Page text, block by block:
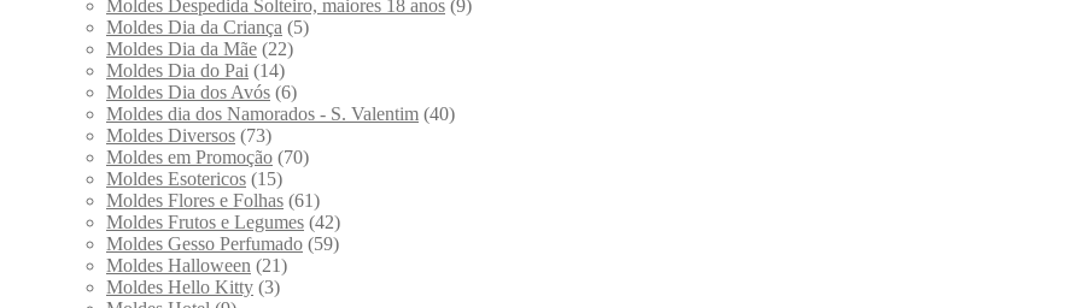
Moldes Despedida Solteiro, maiores 18 anos (9)
Moldes Dia da Criança (5)
Moldes Dia da Mãe (22)
Moldes Dia do Pai (14)
Moldes Dia dos Avós (6)
Moldes dia dos Namorados - S. Valentim (40)
Moldes Diversos (73)
Moldes em Promoção (70)
Moldes Esotericos (15)
Moldes Flores e Folhas (61)
Moldes Frutos e Legumes (42)
Moldes Gesso Perfumado (59)
Moldes Halloween (21)
Moldes Hello Kitty (3)